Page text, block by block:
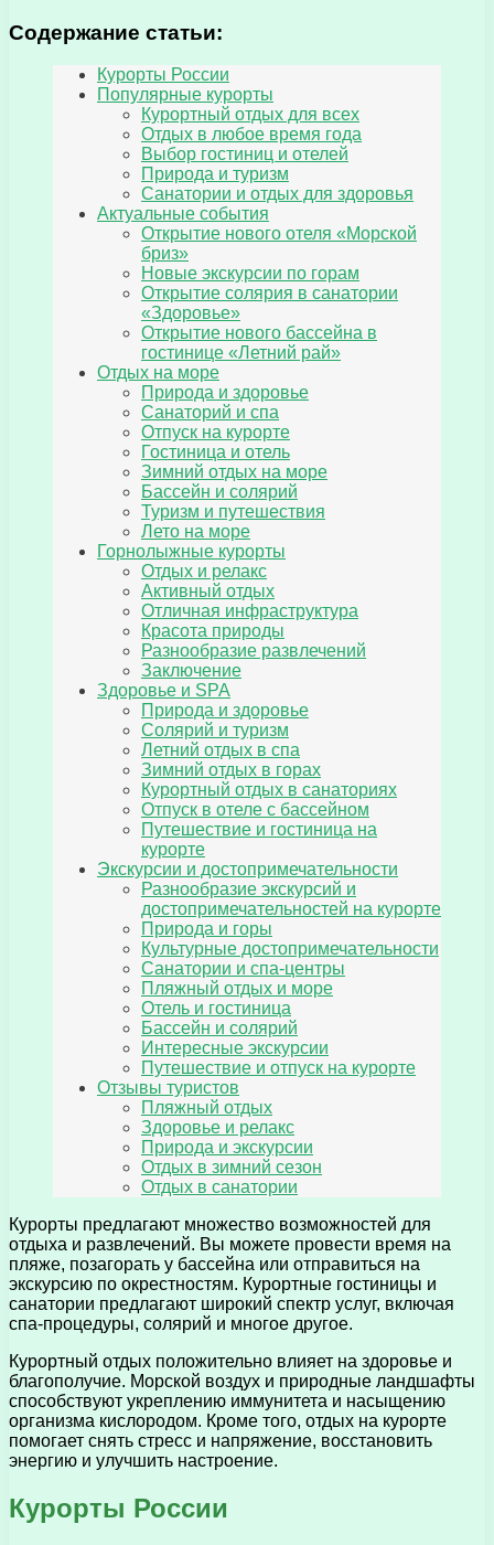
Содержание статьи:
Курорты России
Популярные курорты
Курортный отдых для всех
Отдых в любое время года
Выбор гостиниц и отелей
Природа и туризм
Санатории и отдых для здоровья
Актуальные события
Открытие нового отеля «Морской
бриз»
Новые экскурсии по горам
Открытие солярия в санатории
«Здоровье»
Открытие нового бассейна в
гостинице «Летний рай»
Отдых на море
Природа и здоровье
Санаторий и спа
Отпуск на курорте
Гостиница и отель
Зимний отдых на море
Бассейн и солярий
Туризм и путешествия
Лето на море
Горнолыжные курорты
Отдых и релакс
Активный отдых
Отличная инфраструктура
Красота природы
Разнообразие развлечений
Заключение
Здоровье и SPA
Природа и здоровье
Солярий и туризм
Летний отдых в спа
Зимний отдых в горах
Курортный отдых в санаториях
Отпуск в отеле с бассейном
Путешествие и гостиница на
курорте
Экскурсии и достопримечательности
Разнообразие экскурсий и
достопримечательностей на курорте
Природа и горы
Культурные достопримечательности
Санатории и спа-центры
Пляжный отдых и море
Отель и гостиница
Бассейн и солярий
Интересные экскурсии
Путешествие и отпуск на курорте
Отзывы туристов
Пляжный отдых
Здоровье и релакс
Природа и экскурсии
Отдых в зимний сезон
Отдых в санатории
Курорты предлагают множество возможностей для
отдыха и развлечений. Вы можете провести время на
пляже, позагорать у бассейна или отправиться на
экскурсию по окрестностям. Курортные гостиницы и
санатории предлагают широкий спектр услуг, включая
спа-процедуры, солярий и многое другое.
Курортный отдых положительно влияет на здоровье и
благополучие. Морской воздух и природные ландшафты
способствуют укреплению иммунитета и насыщению
организма кислородом. Кроме того, отдых на курорте
помогает снять стресс и напряжение, восстановить
энергию и улучшить настроение.
Курорты России